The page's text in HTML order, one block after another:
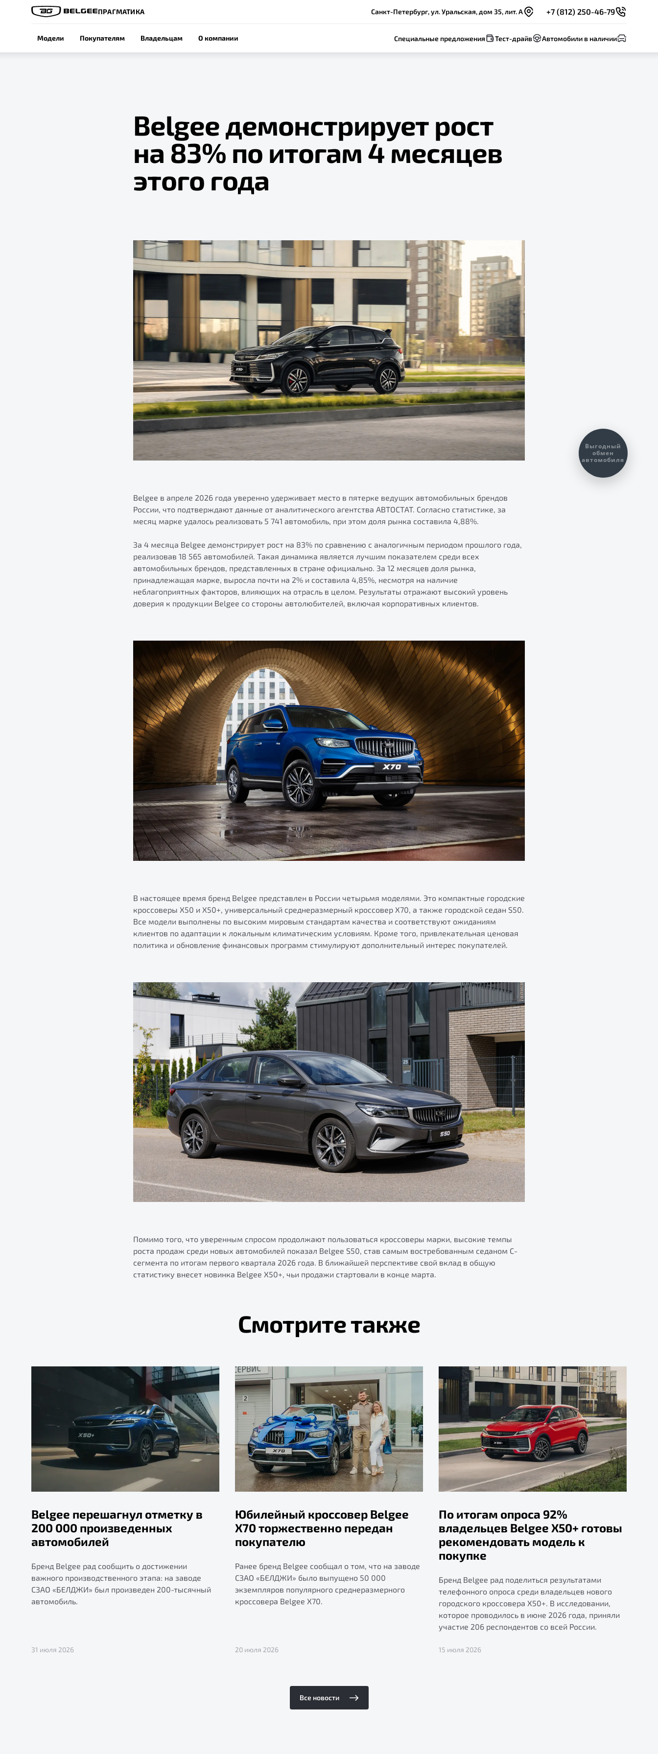
ПРАГМАТИКА Санкт-Петербург, ул. Уральская, дом 35, лит. А +7 (812) 250-46-79
Модели Покупателям Владельцам О компании Специальные предложения Тест-драйв Автомобили в наличии
Belgee демонстрирует рост
на 83% по итогам 4 месяцев
этого года
Belgee в апреле 2026 года уверенно удерживает место в пятерке ведущих автомобильных брендов
России, что подтверждают данные от аналитического агентства АВТОСТАТ. Согласно статистике, за
месяц марке удалось реализовать 5 741 автомобиль, при этом доля рынка составила 4,88%.
За 4 месяца Belgee демонстрирует рост на 83% по сравнению с аналогичным периодом прошлого года,
реализовав 18 565 автомобилей. Такая динамика является лучшим показателем среди всех
автомобильных брендов, представленных в стране официально. За 12 месяцев доля рынка,
принадлежащая марке, выросла почти на 2% и составила 4,85%, несмотря на наличие
неблагоприятных факторов, влияющих на отрасль в целом. Результаты отражают высокий уровень
доверия к продукции Belgee со стороны автолюбителей, включая корпоративных клиентов.
В настоящее время бренд Belgee представлен в России четырьмя моделями. Это компактные городские
кроссоверы X50 и X50+, универсальный среднеразмерный кроссовер X70, а также городской седан S50.
Все модели выполнены по высоким мировым стандартам качества и соответствуют ожиданиям
клиентов по адаптации к локальным климатическим условиям. Кроме того, привлекательная ценовая
политика и обновление финансовых программ стимулируют дополнительный интерес покупателей.
Помимо того, что уверенным спросом продолжают пользоваться кроссоверы марки, высокие темпы
роста продаж среди новых автомобилей показал Belgee S50, став самым востребованным седаном С-
сегмента по итогам первого квартала 2026 года. В ближайшей перспективе свой вклад в общую
статистику внесет новинка Belgee X50+, чьи продажи стартовали в конце марта.
Смотрите также
Belgee перешагнул отметку в
200 000 произведенных
автомобилей
Бренд Belgee рад сообщить о достижении
важного производственного этапа: на заводе
СЗАО «БЕЛДЖИ» был произведен 200-тысячный
автомобиль.
31 июля 2026
Юбилейный кроссовер Belgee
X70 торжественно передан
покупателю
Ранее бренд Belgee сообщал о том, что на заводе
СЗАО «БЕЛДЖИ» было выпущено 50 000
экземпляров популярного среднеразмерного
кроссовера Belgee X70.
20 июля 2026
По итогам опроса 92%
владельцев Belgee X50+ готовы
рекомендовать модель к
покупке
Бренд Belgee рад поделиться результатами
телефонного опроса среди владельцев нового
городского кроссовера X50+. В исследовании,
которое проводилось в июне 2026 года, приняли
участие 206 респондентов со всей России.
15 июля 2026
Все новости
Выгодный
обмен
автомобиля